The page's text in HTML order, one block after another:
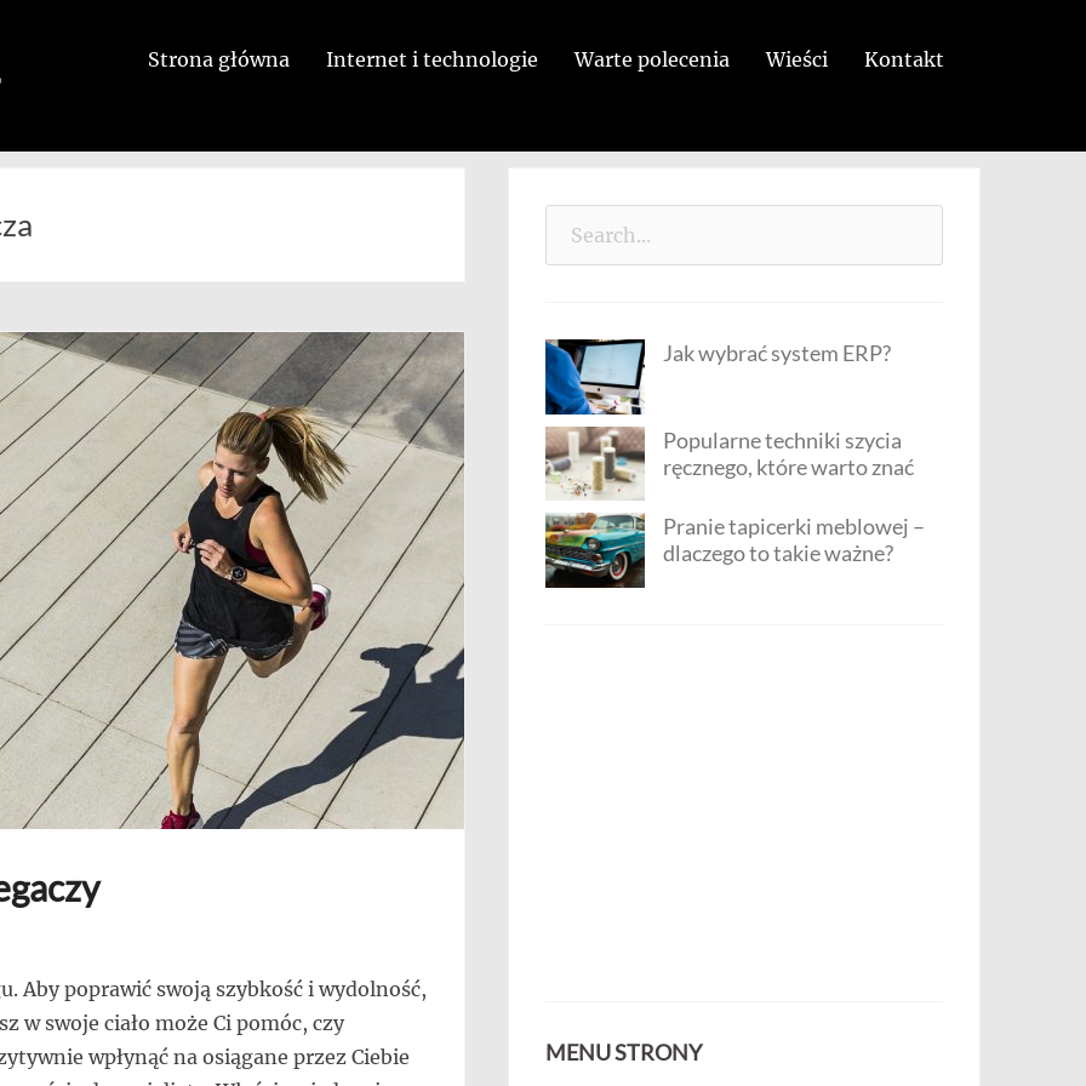
Strona główna Internet i technologie Warte polecenia Wieści Kontakt
Aby poprawić swoją szybkość i wydolność,
w swoje ciało może Ci pomóc, czy
wpłynąć na osiągane przez Ciebie
Jak wybrać system ERP?
Popularne techniki szycia
ręcznego, które warto znać
Pranie tapicerki meblowej –
dlaczego to takie ważne?
MENU STRONY